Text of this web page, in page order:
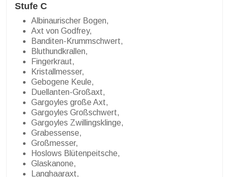
Stufe C
Albinaurischer Bogen,
Axt von Godfrey,
Banditen-Krummschwert,
Bluthundkrallen,
Fingerkraut,
Kristallmesser,
Gebogene Keule,
Duellanten-Großaxt,
Gargoyles große Axt,
Gargoyles Großschwert,
Gargoyles Zwillingsklinge,
Grabessense,
Großmesser,
Hoslows Blütenpeitsche,
Glaskanone,
Langhaaraxt,